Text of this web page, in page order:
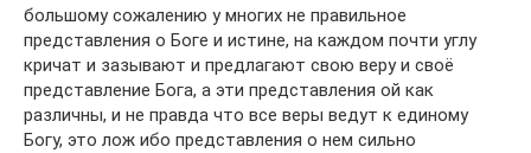
большому сожалению у многих не правильное
представления о Боге и истине, на каждом почти углу
кричат и зазывают и предлагают свою веру и своё
представление Бога, а эти представления ой как
различны, и не правда что все веры ведут к единому
Богу, это лож ибо представления о нем сильно